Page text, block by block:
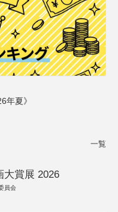
年夏》
一覧
大賞展 2026
員会